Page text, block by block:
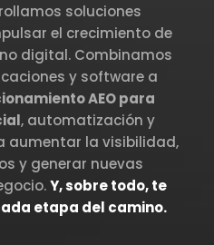
soluciones
el crecimiento de
digital. Combinamos
y software a
AEO para
, automatización y
aumentar la visibilidad,
y generar nuevas
Y, sobre todo, te
etapa del camino.